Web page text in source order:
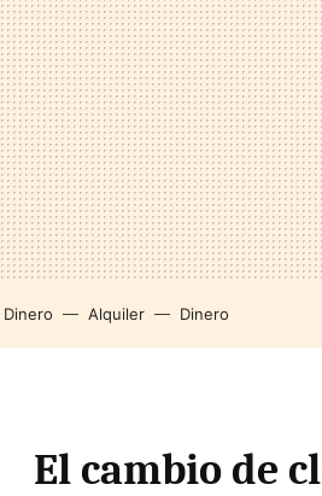
Dinero Alquiler Dinero
El cambio de